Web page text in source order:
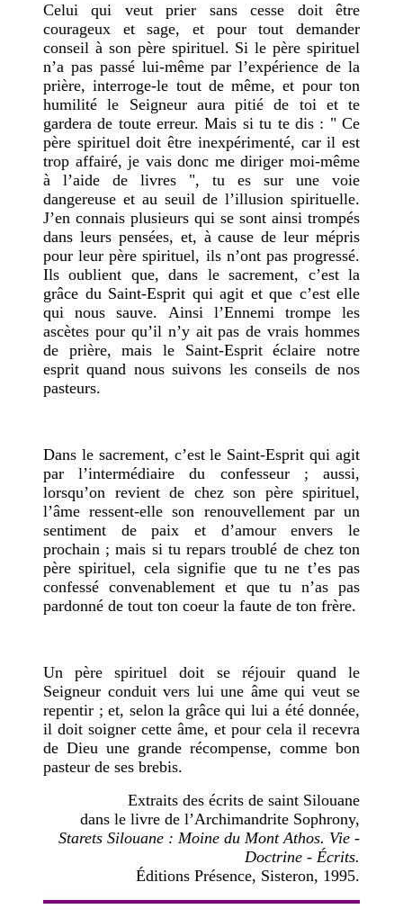
Celui qui veut prier sans cesse doit être
courageux et sage, et pour tout demander
conseil à son père spirituel. Si le père spirituel
n’a pas passé lui-même par l’expérience de la
prière, interroge-le tout de même, et pour ton
humilité le Seigneur aura pitié de toi et te
gardera de toute erreur. Mais si tu te dis : " Ce
père spirituel doit être inexpérimenté, car il est
trop affairé, je vais donc me diriger moi-même
à l’aide de livres ", tu es sur une voie
dangereuse et au seuil de l’illusion spirituelle.
J’en connais plusieurs qui se sont ainsi trompés
dans leurs pensées, et, à cause de leur mépris
pour leur père spirituel, ils n’ont pas progressé.
Ils oublient que, dans le sacrement, c’est la
grâce du Saint-Esprit qui agit et que c’est elle
qui nous sauve. Ainsi l’Ennemi trompe les
ascètes pour qu’il n’y ait pas de vrais hommes
de prière, mais le Saint-Esprit éclaire notre
esprit quand nous suivons les conseils de nos
pasteurs.
Dans le sacrement, c’est le Saint-Esprit qui agit
par l’intermédiaire du confesseur ; aussi,
lorsqu’on revient de chez son père spirituel,
l’âme ressent-elle son renouvellement par un
sentiment de paix et d’amour envers le
prochain ; mais si tu repars troublé de chez ton
père spirituel, cela signifie que tu ne t’es pas
confessé convenablement et que tu n’as pas
pardonné de tout ton coeur la faute de ton frère.
Un père spirituel doit se réjouir quand le
Seigneur conduit vers lui une âme qui veut se
repentir ; et, selon la grâce qui lui a été donnée,
il doit soigner cette âme, et pour cela il recevra
de Dieu une grande récompense, comme bon
pasteur de ses brebis.
Extraits des écrits de saint Silouane
dans le livre de l’Archimandrite Sophrony,
Starets Silouane : Moine du Mont Athos. Vie -
Doctrine - Écrits.
Éditions Présence, Sisteron, 1995.